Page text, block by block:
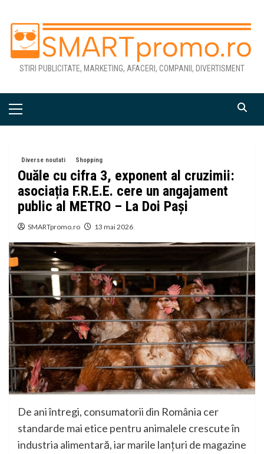
content
STIRI PUBLICITATE, MARKETING, AFACERI, COMPANII, DIVERTISMENT
Primary
Diverse noutati Shopping
Ouăle cu cifra 3, exponent al cruzimii:
asociația F.R.E.E. cere un angajament
public al METRO – La Doi Pași
SMARTpromo.ro 13 mai 2026
De ani întregi, consumatorii din România cer
standarde mai etice pentru animalele crescute în
industria alimentară, iar marile lanțuri de magazine